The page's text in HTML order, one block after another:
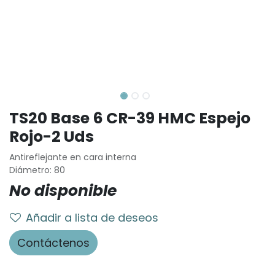
TS20 Base 6 CR-39 HMC Espejo
Rojo-2 Uds
Antireflejante en cara interna
Diámetro: 80
No disponible
Añadir a lista de deseos
Contáctenos